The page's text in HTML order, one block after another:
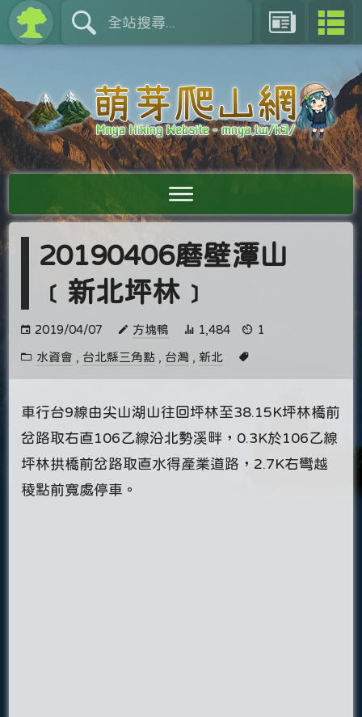
20190406磨壁潭山
﹝新北坪林﹞
2019/04/07 方塊鴨 1,484 1
水資會 , 台北縣三角點 , 台灣 , 新北
車行台9線由尖山湖山往回坪林至38.15K坪林橋前
岔路取右直106乙線沿北勢溪畔，0.3K於106乙線
坪林拱橋前岔路取直水得產業道路，2.7K右彎越
稜點前寬處停車。